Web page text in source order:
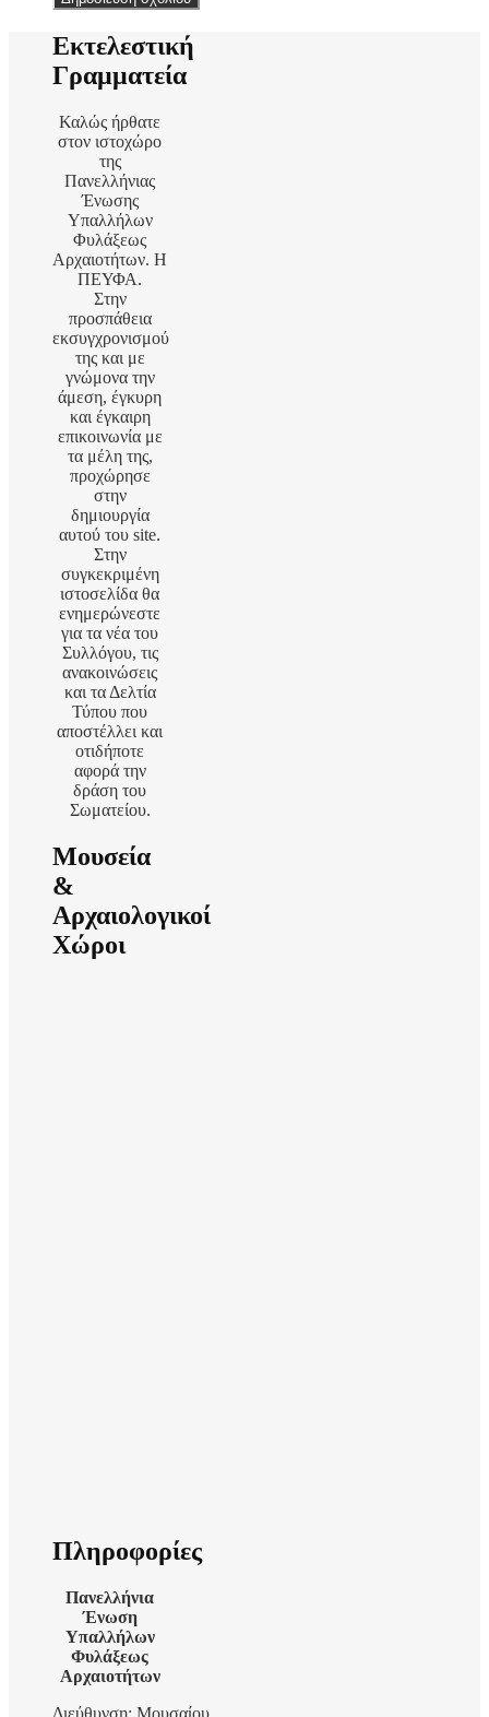
Εκτελεστική
Γραμματεία
Καλώς ήρθατε
στον ιστοχώρο
της
Πανελλήνιας
Ένωσης
Υπαλλήλων
Φυλάξεως
Αρχαιοτήτων. Η
ΠΕΥΦΑ.
Στην
προσπάθεια
εκσυγχρονισμού
της και με
γνώμονα την
άμεση, έγκυρη
και έγκαιρη
επικοινωνία με
τα μέλη της,
προχώρησε
στην
δημιουργία
αυτού του site.
Στην
συγκεκριμένη
ιστοσελίδα θα
ενημερώνεστε
για τα νέα του
Συλλόγου, τις
ανακοινώσεις
και τα Δελτία
Τύπου που
αποστέλλει και
οτιδήποτε
αφορά την
δράση του
Σωματείου.
Μουσεία
&
Αρχαιολογικοί
Χώροι
Πληροφορίες
Πανελλήνια
Ένωση
Υπαλλήλων
Φυλάξεως
Αρχαιοτήτων
Διεύθυνση: Μουσαίου